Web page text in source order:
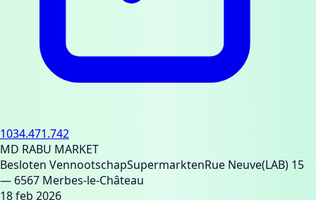
1034.471.742
MD RABU MARKET
Besloten VennootschapSupermarktenRue Neuve(LAB) 15
— 6567 Merbes-le-Château
18 feb 2026